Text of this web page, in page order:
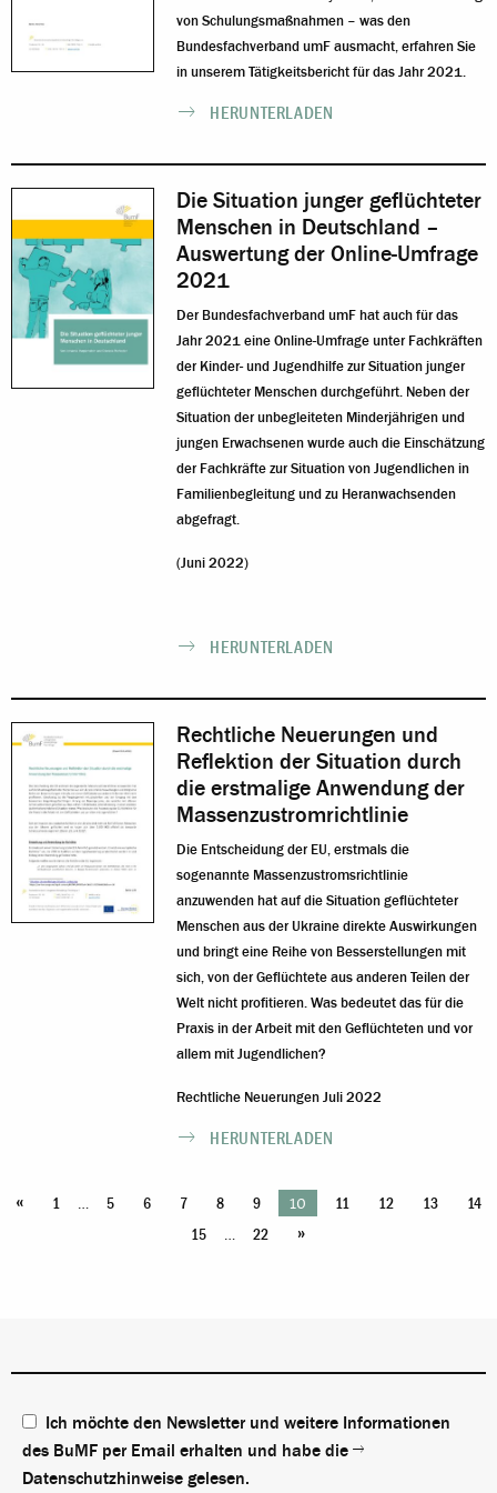
von Schulungsmaßnahmen – was den
Bundesfachverband umF ausmacht, erfahren Sie
in unserem Tätigkeitsbericht für das Jahr 2021.
HERUNTERLADEN
Die Situation junger geflüchteter
Menschen in Deutschland –
Auswertung der Online-Umfrage
2021
Der Bundesfachverband umF hat auch für das
Jahr 2021 eine Online-Umfrage unter Fachkräften
der Kinder- und Jugendhilfe zur Situation junger
geflüchteter Menschen durchgeführt. Neben der
Situation der unbegleiteten Minderjährigen und
jungen Erwachsenen wurde auch die Einschätzung
der Fachkräfte zur Situation von Jugendlichen in
Familienbegleitung und zu Heranwachsenden
abgefragt.
(Juni 2022)
HERUNTERLADEN
Rechtliche Neuerungen und
Reflektion der Situation durch
die erstmalige Anwendung der
Massenzustromrichtlinie
Die Entscheidung der EU, erstmals die
sogenannte Massenzustromsrichtlinie
anzuwenden hat auf die Situation geflüchteter
Menschen aus der Ukraine direkte Auswirkungen
und bringt eine Reihe von Besserstellungen mit
sich, von der Geflüchtete aus anderen Teilen der
Welt nicht profitieren. Was bedeutet das für die
Praxis in der Arbeit mit den Geflüchteten und vor
allem mit Jugendlichen?
Rechtliche Neuerungen Juli 2022
HERUNTERLADEN
« 1 5 6 7 8 9 10 11 12 13
14
15
22 »
Ich möchte den Newsletter und weitere Informationen
des BuMF per Email erhalten und habe die
Datenschutzhinweise gelesen.